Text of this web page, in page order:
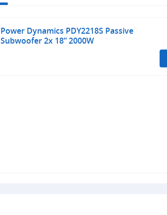
Power Dynamics PDY2218S Passive
Subwoofer 2x 18” 2000W